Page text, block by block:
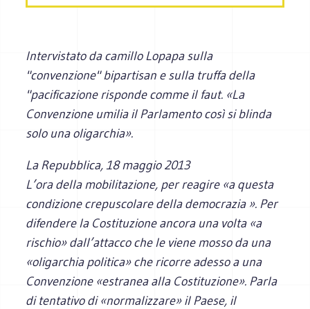
Intervistato da camillo Lopapa sulla
"convenzione" bipartisan e sulla truffa della
"pacificazione risponde comme il faut. «La
Convenzione umilia il Parlamento così si blinda
solo una oligarchia».
La Repubblica, 18 maggio 2013
L’ora della mobilitazione, per reagire «a questa
condizione crepuscolare della democrazia ». Per
difendere la Costituzione ancora una volta «a
rischio» dall’attacco che le viene mosso da una
«oligarchia politica» che ricorre adesso a una
Convenzione «estranea alla Costituzione». Parla
di tentativo di «normalizzare» il Paese, il